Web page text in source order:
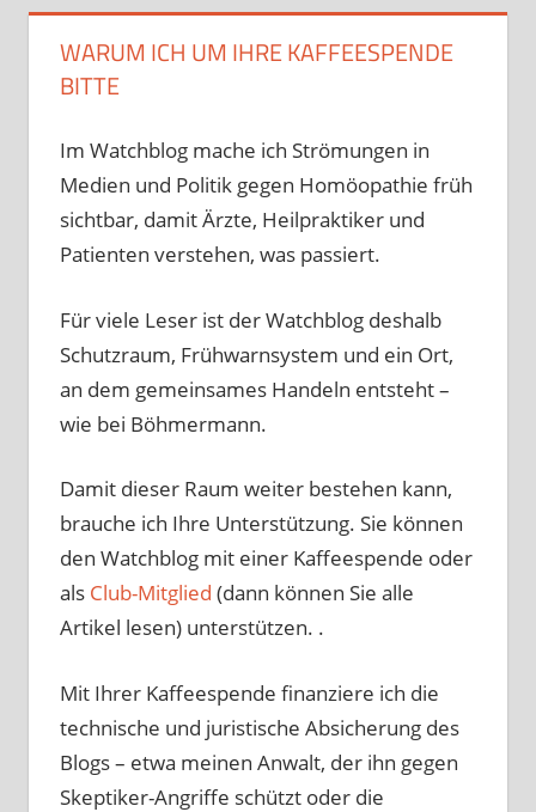
WARUM ICH UM IHRE KAFFEESPENDE
BITTE
Im Watchblog mache ich Strömungen in
Medien und Politik gegen Homöopathie früh
sichtbar, damit Ärzte, Heilpraktiker und
Patienten verstehen, was passiert.
Für viele Leser ist der Watchblog deshalb
Schutzraum, Frühwarnsystem und ein Ort,
an dem gemeinsames Handeln entsteht –
wie bei Böhmermann.
Damit dieser Raum weiter bestehen kann,
brauche ich Ihre Unterstützung. Sie können
den Watchblog mit einer Kaffeespende oder
als Club-Mitglied (dann können Sie alle
Artikel lesen) unterstützen. .
Mit Ihrer Kaffeespende finanziere ich die
technische und juristische Absicherung des
Blogs – etwa meinen Anwalt, der ihn gegen
Skeptiker-Angriffe schützt oder die